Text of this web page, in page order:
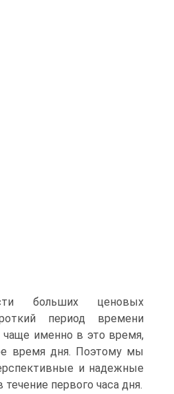
больших ценовых
период времени
чаще именно в это время,
время дня. Поэтому мы
и надежные
первого часа дня.